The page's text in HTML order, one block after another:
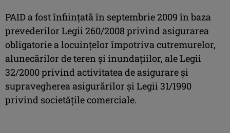
PAID a fost înfiinţată în septembrie 2009 în baza
prevederilor Legii 260/2008 privind asigurarea
obligatorie a locuinţelor împotriva cutremurelor,
alunecărilor de teren şi inundaţiilor, ale Legii
32/2000 privind activitatea de asigurare şi
supravegherea asigurărilor şi Legii 31/1990
privind societăţile comerciale.